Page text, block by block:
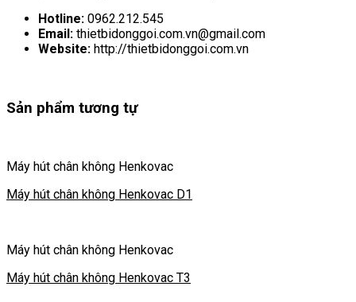
Hotline: 0962.212.545
Email: thietbidonggoi.com.vn@gmail.com
Website: http://thietbidonggoi.com.vn
Sản phẩm tương tự
Máy hút chân không Henkovac
Máy hút chân không Henkovac D1
Máy hút chân không Henkovac
Máy hút chân không Henkovac T3